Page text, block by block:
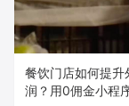
餐饮门店如何提升
润？用0佣金小程